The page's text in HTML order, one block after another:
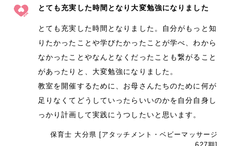
とても充実した時間となり大変勉強になりました
とても充実した時間となりました。自分がもっと知
りたかったことや学びたかったことが学べ、わから
なかったことやなんとなくだったことも繋がること
があったりと、大変勉強になりました。
教室を開催するために、お母さんたちのために何が
足りなくてどうしていったらいいのかを自分自身し
っかり計画して実践にうつしたいと思います。
保育士 大分県 [アタッチメント・ベビーマッサージ